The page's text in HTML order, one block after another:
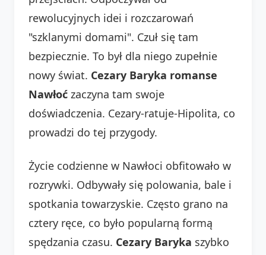
rewolucyjnych idei i rozczarowań
"szklanymi domami". Czuł się tam
bezpiecznie. To był dla niego zupełnie
nowy świat. Cezary Baryka romanse
Nawłoć zaczyna tam swoje
doświadczenia. Cezary-ratuje-Hipolita, co
prowadzi do tej przygody.
Życie codzienne w Nawłoci obfitowało w
rozrywki. Odbywały się polowania, bale i
spotkania towarzyskie. Często grano na
cztery ręce, co było popularną formą
spędzania czasu. Cezary Baryka szybko